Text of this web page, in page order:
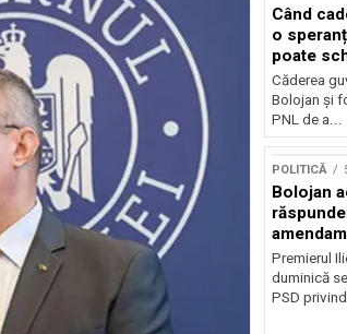
Când
o
poate
politica
Căderea
Bolojan și
PNL de a...
POLITICĂ
Bolojan
Premierul
duminică
PSD